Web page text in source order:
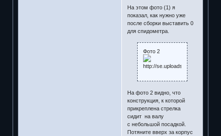
На этом фото (1) я
показал, как нужно уже
после сборки выставить 0
для спидометра.
Фото 2
На фото 2 видно, что
конструкция, к которой
прикреплена стрелка
сидит на валу
с небольшой посадкой.
Потяните вверх за корпус